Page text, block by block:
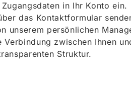
in Ihr Konto ein.
das Kontaktformular
unserem persönlichen
zwischen Ihnen
Struktur.